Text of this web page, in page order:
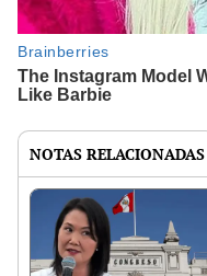
NOTAS RELACIONADAS